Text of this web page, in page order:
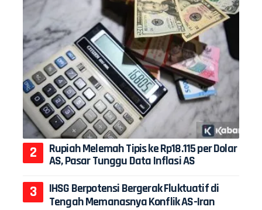
Rupiah Melemah Tipis ke Rp18.115 per Dolar
AS, Pasar Tunggu Data Inflasi AS
IHSG Berpotensi Bergerak Fluktuatif di
Tengah Memanasnya Konflik AS-Iran